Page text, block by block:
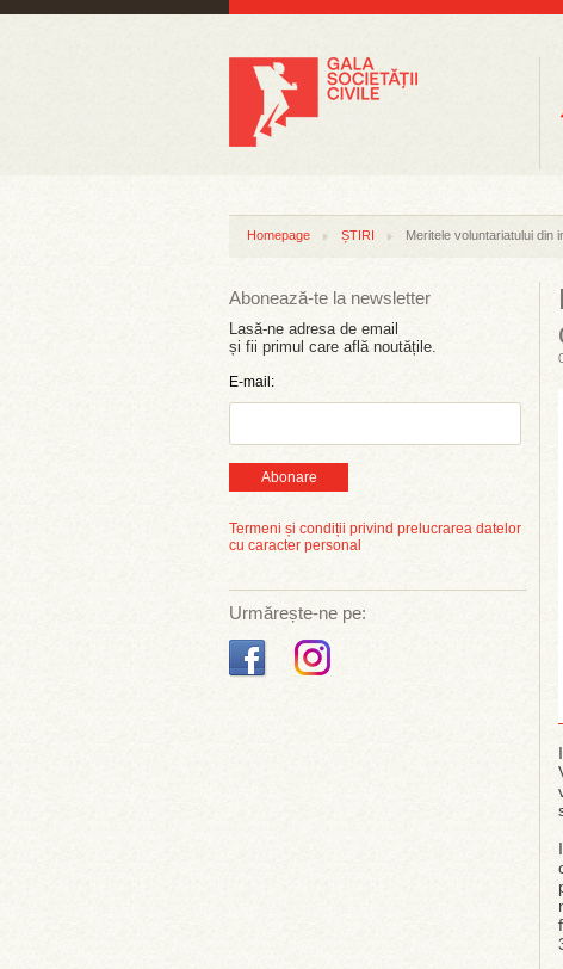
Homepage ȘTIRI Meritele voluntariatului din
Abonează-te la newsletter
Lasă-ne adresa de email
și fii primul care află noutățile.
E-mail:
Abonare
Termeni și condiții privind prelucrarea datelor
cu caracter personal
Urmărește-ne pe: